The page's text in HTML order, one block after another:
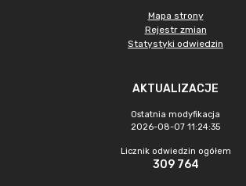
Mapa strony
Rejestr zmian
Statystyki odwiedzin
AKTUALIZACJE
Ostatnia modyfikacja
2026-08-07 11:24:35
Licznik odwiedzin ogółem
309 764